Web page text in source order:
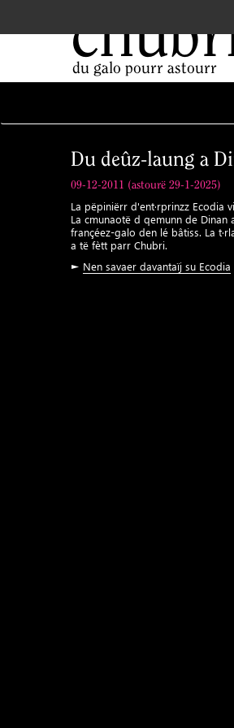
du galo pourr astourr
Du deûz-laung a
09-12-2011 (astourë 29-1-2025)
La pëpiniërr d'ent·rprinzz Ecodia
La cmunaotë d qemunn de Dinan
françéez-galo den lé bâtiss. La
a të fètt parr Chubri.
► Nen savaer davantaïj su Ecodia